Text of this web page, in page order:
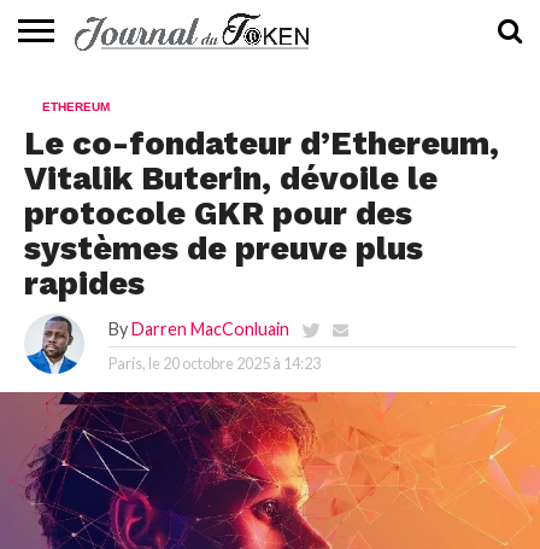
📰
EVALUATION
GUIDE
TENDANCES
À
CONTACTEZ-
ETHEREUM
Le co-fondateur d’Ethereum,
Vitalik Buterin, dévoile le
protocole GKR pour des
systèmes de preuve plus
rapides
By Darren MacConluain
Paris, le 20 octobre 2025 à 14:23